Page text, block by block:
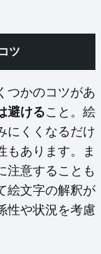
ツ
つかのコツがあ
避けること。絵
にくくなるだけ
もあります。ま
注意することも
絵文字の解釈が
性や状況を考慮